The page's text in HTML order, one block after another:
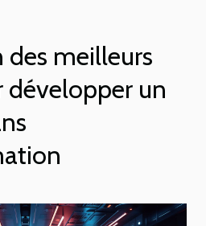
des meilleurs
développer un